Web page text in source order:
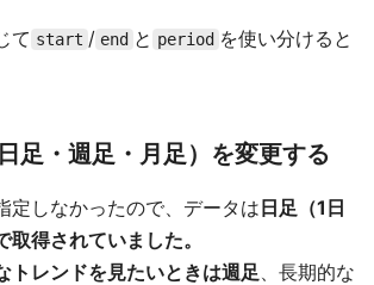
て start / end と period を使い分けると
足・週足・月足）を変更する
定しなかったので、データは 日足（1日
取得されていました。
トレンドを見たいときは週足、長期的な